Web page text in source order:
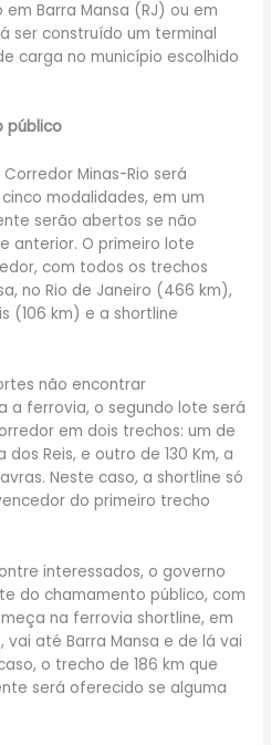
Barra Mansa (RJ) ou em
ser construído um terminal
carga no município escolhido
público
Minas-Rio será
modalidades, em um
serão abertos se não
anterior. O primeiro lote
com todos os trechos
no Rio de Janeiro (466 km),
(106 km) e a shortline
não encontrar
a ferrovia, o segundo lote será
em dois trechos: um de
Reis, e outro de 130 Km, a
Neste caso, a shortline só
do primeiro trecho
interessados, o governo
do chamamento público, com
na ferrovia shortline, em
vai até Barra Mansa e de lá vai
o trecho de 186 km que
será oferecido se alguma